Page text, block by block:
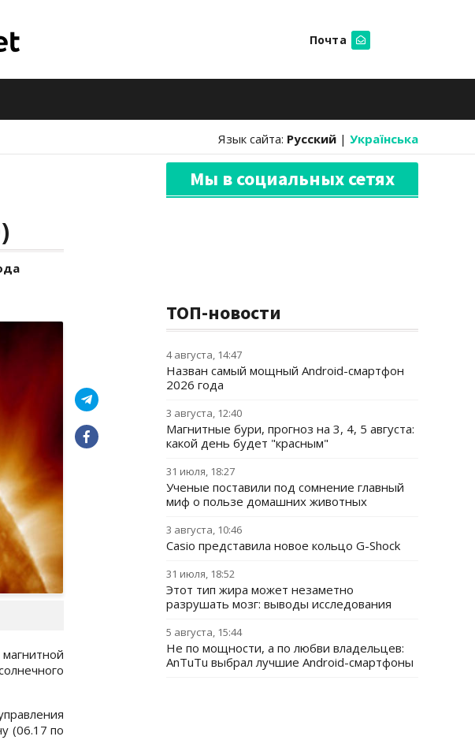
Почта
Язык сайта: Русский | Українська
(06.17 по
Мы в социальных сетях
ТОП-новости
4 августа, 14:47
Назван самый мощный Android-смартфон
2026 года
3 августа, 12:40
Магнитные бури, прогноз на 3, 4, 5 августа:
какой день будет "красным"
31 июля, 18:27
Ученые поставили под сомнение главный
миф о пользе домашних животных
3 августа, 10:46
Casio представила новое кольцо G-Shock
31 июля, 18:52
Этот тип жира может незаметно
разрушать мозг: выводы исследования
5 августа, 15:44
Не по мощности, а по любви владельцев:
AnTuTu выбрал лучшие Android-смартфоны